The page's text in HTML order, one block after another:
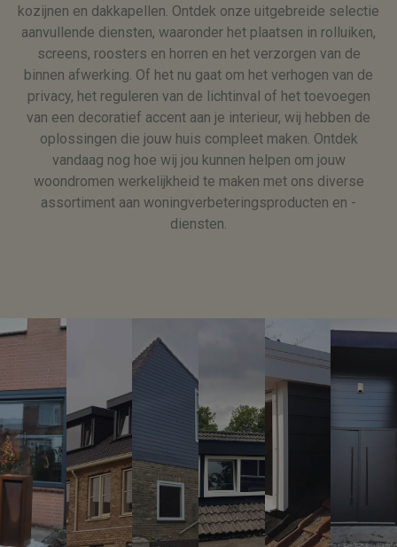
kozijnen en dakkapellen. Ontdek onze uitgebreide selectie
aanvullende diensten, waaronder het plaatsen in rolluiken,
screens, roosters en horren en het verzorgen van de
binnen afwerking. Of het nu gaat om het verhogen van de
privacy, het reguleren van de lichtinval of het toevoegen
van een decoratief accent aan je interieur, wij hebben de
oplossingen die jouw huis compleet maken. Ontdek
vandaag nog hoe wij jou kunnen helpen om jouw
woondromen werkelijkheid te maken met ons diverse
assortiment aan woningverbeteringsproducten en -
diensten.